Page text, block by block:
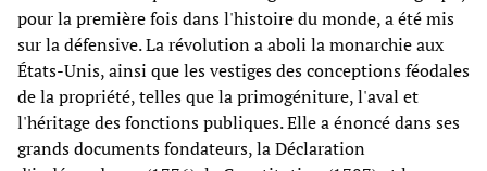
pour la première fois dans l'histoire du monde, a été mis
sur la défensive. La révolution a aboli la monarchie aux
États-Unis, ainsi que les vestiges des conceptions féodales
de la propriété, telles que la primogéniture, l'aval et
l'héritage des fonctions publiques. Elle a énoncé dans ses
grands documents fondateurs, la Déclaration